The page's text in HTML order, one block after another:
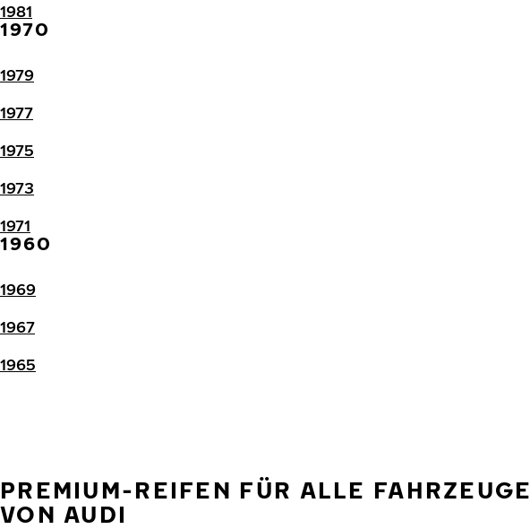
1981
1970
1979
1977
1975
1973
1971
1960
1969
1967
1965
PREMIUM-REIFEN FÜR ALLE FAHRZEUGE
VON AUDI